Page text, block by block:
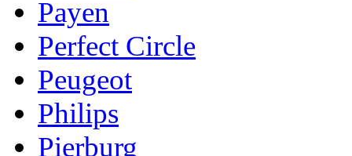
Payen
Perfect Circle
Peugeot
Philips
Pierburg